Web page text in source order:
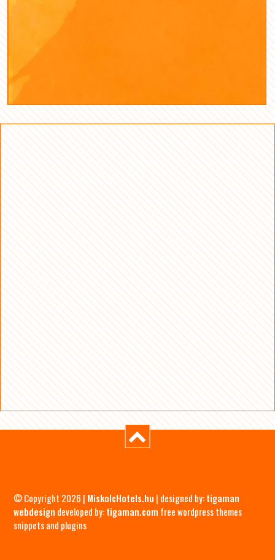
© Copyright 2026 | MiskolcHotels.hu | designed by:tigaman
webdesign developed by:tigaman.com free wordpress themes
snippets and plugins